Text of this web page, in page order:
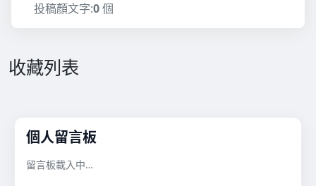
投稿顏文字:0個
收藏列表
個人留言板
留言板載入中…